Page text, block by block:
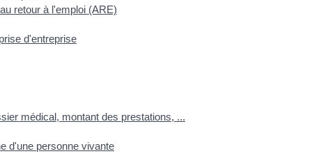
retour à l'emploi (ARE)
d'entreprise
médical, montant des prestations, ...
d'une personne vivante